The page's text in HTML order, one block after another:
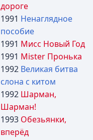
дороге
1991 Ненаглядное
пособие
1991 Мисс Новый Год
1991 Mister Пронька
1992 Великая битва
слона с китом
1992 Шарман,
Шарман!
1993 Обезьянки,
вперёд